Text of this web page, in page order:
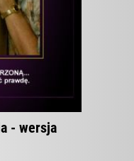
- wersja